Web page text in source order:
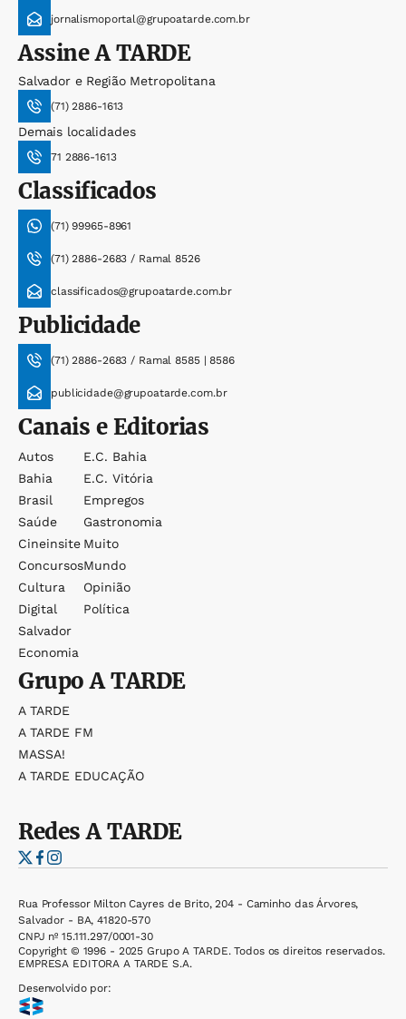
jornalismoportal@grupoatarde.com.br
AssineA TARDE
Salvador e Região Metropolitana
(71) 2886-1613
Demais localidades
71 2886-1613
Classificados
(71) 99965-8961
(71) 2886-2683 / Ramal 8526
classificados@grupoatarde.com.br
Publicidade
(71) 2886-2683 / Ramal 8585 | 8586
publicidade@grupoatarde.com.br
Canais e Editorias
Autos
Bahia
Brasil
Saúde
Cineinsite
Concursos
Cultura
Digital
Salvador
Economia
E.c. Bahia
E.c. Vitória
Empregos
Gastronomia
Muito
Mundo
Opinião
Política
GrupoA TARDE
A TARDE
A TARDE FM
MASSA!
A TARDE EDUCAÇÃO
RedesA TARDE
Rua Professor Milton Cayres de Brito, 204 - Caminho das Árvores,
Salvador - BA, 41820-570
CNPJ nº 15.111.297/0001-30
Copyright © 1996 - 2025 Grupo A TARDE. Todos os direitos reservados.
EMPRESA EDITORA A TARDE S.A.
Desenvolvido por: